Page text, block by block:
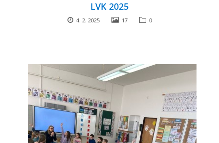
LVK 2025
4. 2. 2025 17 0